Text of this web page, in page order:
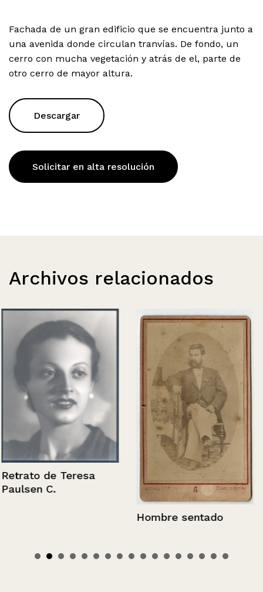
Fachada de un gran edificio que se encuentra junto a
una avenida donde circulan tranvías. De fondo, un
cerro con mucha vegetación y atrás de el, parte de
otro cerro de mayor altura.
Descargar
Solicitar en alta resolución
Archivos relacionados
Retrato de Teresa
Paulsen C.
Hombre sentado